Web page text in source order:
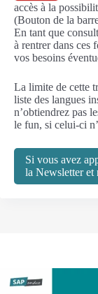
accès à la
(Bouton de la
En tant que
à rentrer dans ces
vos besoins
La limite de cette
liste des langues
n’obtiendrez pas
le fun, si celui-ci
Si vous avez
la Newsletter et